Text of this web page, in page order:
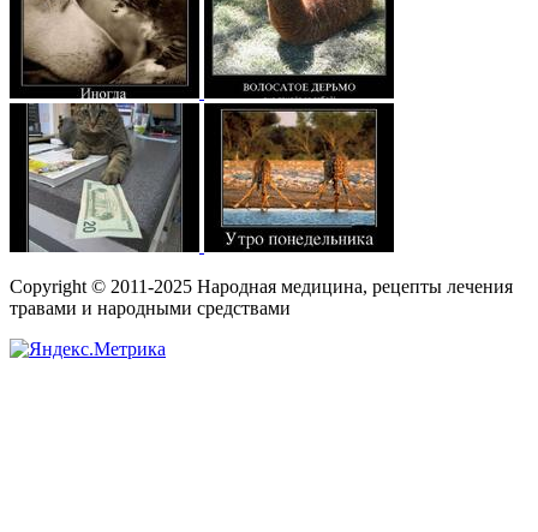
Copyright © 2011-2025 Народная медицина, рецепты лечения
травами и народными средствами